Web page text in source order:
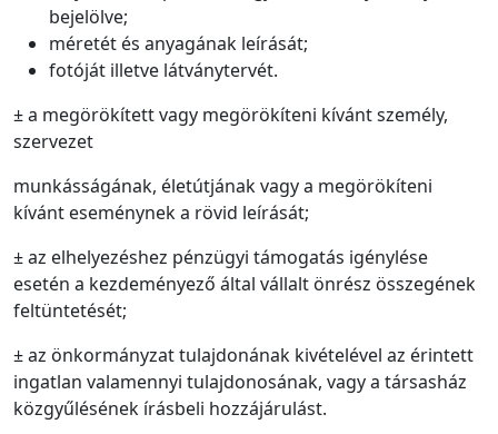
bejelölve;
méretét és anyagának leírását;
fotóját illetve látványtervét.
± a megörökített vagy megörökíteni kívánt személy,
szervezet
munkásságának, életútjának vagy a megörökíteni
kívánt eseménynek a rövid leírását;
± az elhelyezéshez pénzügyi támogatás igénylése
esetén a kezdeményező által vállalt önrész összegének
feltüntetését;
± az önkormányzat tulajdonának kivételével az érintett
ingatlan valamennyi tulajdonosának, vagy a társasház
közgyűlésének írásbeli hozzájárulást.